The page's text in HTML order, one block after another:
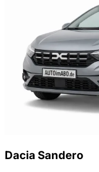
Dacia Sandero